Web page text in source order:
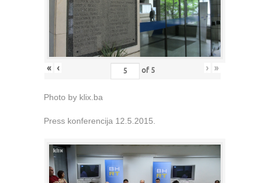
« ‹ of 5 › »
Photo by klix.ba
Press konferencija 12.5.2015.